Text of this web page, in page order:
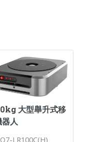
大型舉升式移
人
LR100C(H)